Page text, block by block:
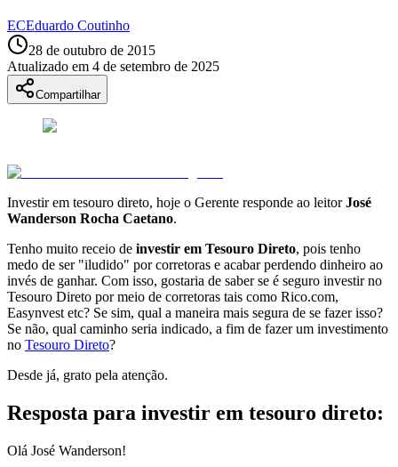
ECEduardo Coutinho
28 de outubro de 2015
Atualizado em 4 de setembro de 2025
Compartilhar
Investir em tesouro direto, hoje o Gerente responde ao leitorJosé
Wanderson Rocha Caetano.
Tenho muito receio de investir em Tesouro Direto, pois tenho
medo de ser "iludido" por corretoras e acabar perdendo dinheiro ao
invés de ganhar. Com isso, gostaria de saber se é seguro investir no
Tesouro Direto por meio de corretoras tais como Rico.com,
Easynvest etc? Se sim, qual a maneira mais segura de se fazer isso?
Se não, qual caminho seria indicado, a fim de fazer um investimento
no Tesouro Direto?
Desde já, grato pela atenção.
Resposta para investir em tesouro direto:
Olá José Wanderson!